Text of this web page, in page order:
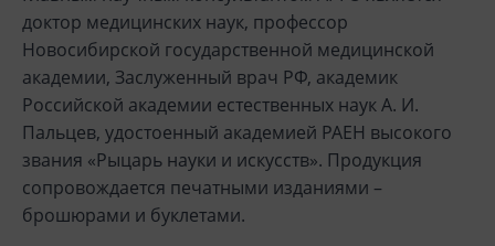
доктор медицинских наук, профессор
Новосибирской государственной медицинской
академии, Заслуженный врач РФ, академик
Российской академии естественных наук А. И.
Пальцев, удостоенный академией РАЕН высокого
звания «Рыцарь науки и искусств». Продукция
сопровождается печатными изданиями –
брошюрами и буклетами.